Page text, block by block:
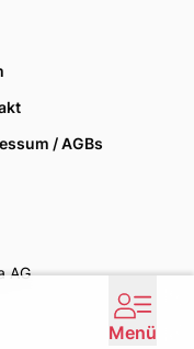
/ AGBs
AG
Menü